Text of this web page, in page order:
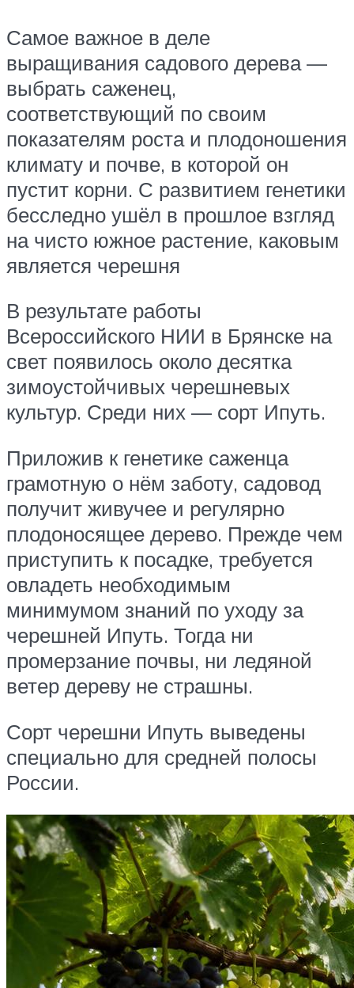
Самое важное в деле
выращивания садового дерева —
выбрать саженец,
соответствующий по своим
показателям роста и плодоношения
климату и почве, в которой он
пустит корни. С развитием генетики
бесследно ушёл в прошлое взгляд
на чисто южное растение, каковым
является черешня
В результате работы
Всероссийского НИИ в Брянске на
свет появилось около десятка
зимоустойчивых черешневых
культур. Среди них — сорт Ипуть.
Приложив к генетике саженца
грамотную о нём заботу, садовод
получит живучее и регулярно
плодоносящее дерево. Прежде чем
приступить к посадке, требуется
овладеть необходимым
минимумом знаний по уходу за
черешней Ипуть. Тогда ни
промерзание почвы, ни ледяной
ветер дереву не страшны.
Сорт черешни Ипуть выведены
специально для средней полосы
России.